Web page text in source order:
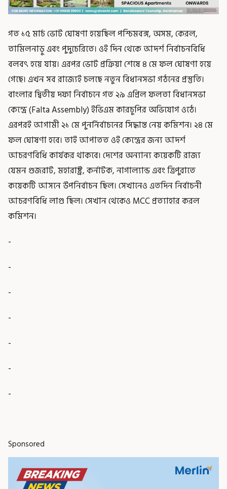
গত ১৫ মার্চ ভোট ঘোষণা হয়েছিল পশ্চিমবঙ্গ, অসম, কেরল,
তামিলনাড়ু এবং পুদুচেরিতে। ওই দিন থেকে আদর্শ নির্বাচনবিধি
বলবৎ হয়ে যায়। এরপর ভোট প্রক্রিয়া শেষে ৪ মে ফল ঘোষণা হয়ে
গেছে। এখন সব রাজ্যেই চলছে নতুন বিধানসভা গঠনের প্রস্তুতি।
বাংলার দ্বিতীয় দফা নির্বাচনে গত ২৯ এপ্রিল ফলতা বিধানসভা
কেন্দ্রে (Falta Assembly) ইভিএম কারচুপির অভিযোগ ওঠে।
এরপরই আগামী ২১ মে পুনর্নির্বাচনের সিদ্ধান্ত নেয় কমিশন। ২৪ মে
ফল ঘোষণা হবে। তাই আপাতত ওই কেন্দ্রের জন্য আদর্শ
আচরণবিধি কার্যকর থাকবে। দেশের অন্যান্য কয়েকটি রাজ্য
যেমন গুজরাট, মহারাষ্ট্র, কর্নাটক, নাগাল্যান্ড এবং ত্রিপুরাতে
কয়েকটি আসনে উপনির্বাচন ছিল। সেখানেও এতদিন নির্বাচনী
আচরণবিধি লাগু ছিল। সেখান থেকেও MCC প্রত্যাহার করল
কমিশন।
-
-
-
-
-
-
-
Sponsored